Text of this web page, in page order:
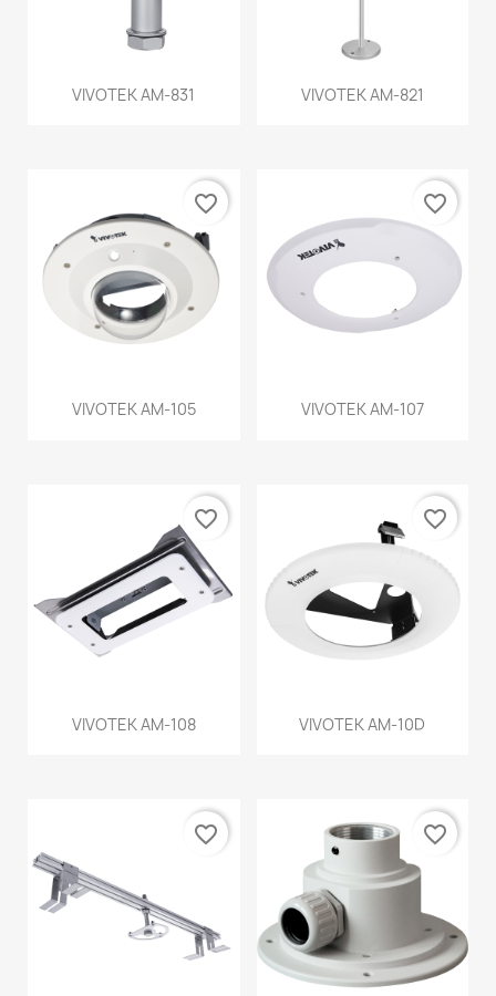
VIVOTEK AM-831 VIVOTEK AM-821
VIVOTEK AM-105
favorite_border
VIVOTEK AM-107
favorite_border
VIVOTEK AM-108
favorite_border
VIVOTEK AM-10D
favorite_border
favorite_border favorite_border